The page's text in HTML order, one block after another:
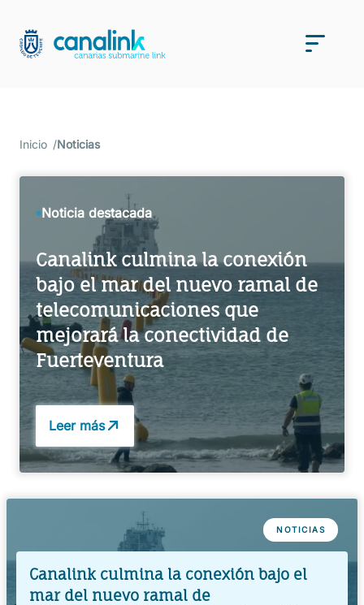
contenido
Inicio Noticias
Noticia destacada
Canalink culmina la conexión
bajo el mar del nuevo ramal de
telecomunicaciones que
mejorará la conectividad de
Fuerteventura
Leer más
NOTICIAS
Canalink culmina la conexión bajo el
mar del nuevo ramal de